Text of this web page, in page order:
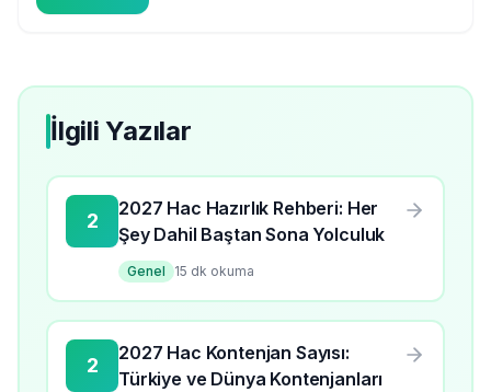
İlgili Yazılar
2
2027 Hac Hazırlık Rehberi: Her
Şey Dahil Baştan Sona Yolculuk
Genel 15 dk okuma
2
2027 Hac Kontenjan Sayısı:
Türkiye ve Dünya Kontenjanları